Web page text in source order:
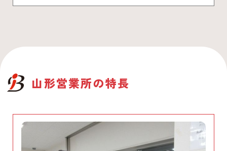
山形営業所の特長